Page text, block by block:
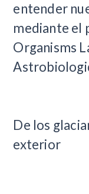
entender
mediante el
Organisms
De los
exterior